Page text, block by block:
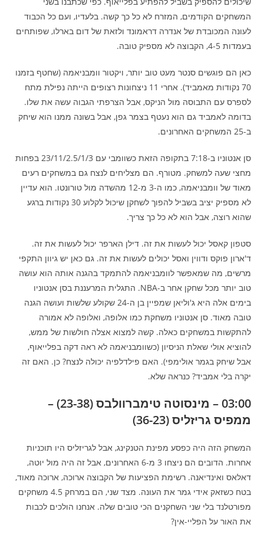
המשחקים הקודמים, המזרח לא כל כך קשה. בלעדיו, ועם כל הכבוד
לעונה המכובדת של אנדרה דראמונד ולזאת של דום בארלו, שפותחים
בעמדות 4-5, הקבוצה לא מספיק טובה.
כאן הם פוגשים סנטר מעט טוב יותר, ויקטור וומבניאמה (שחטף בזמנו
70 נקודות מאמביד). אחרי 11 ניצחונות רצופים הייתה נפילת מתח
לספרס עם התבוסה מול הניקס, אבל הצרפתי הגבוה עשה את שלו.
בדומה לאמביד גם הוא נעטף בצמר גפן, אבל בשונה ממנו הוא שיחק
ב-25 המשחקים האחרונים.
סן אנטוניו ב-7:18 בתקופה הזאת כשוומבי עם 23/11/2.5/1/3 בפחות
מחצי שעה למשחק. מטורף. הם מצליחים לנצח גם במשחקים רעים
מאוד של וומבניאמה, כמו ה-3 מ-12 מהשדה מול טורונטו. הוא עדיין
לא מספיק יציב בשביל להפוך לשחקן שיכול לקלוע 30 נקודות ברגע
שהוא רוצה, אבל הוא לא כל כך צריך.
סטפון קאסל יכול לעשות את זה. דילן הארפר יכול לעשות את זה.
ד'ארון פוקס ודווין ואסל יכולים לעשות את זה. גם כאן יש גיוון התקפי
מרשים, מה שמאפשר לוומבניאמה להתמקד בהגנה אותה הוא עושה
טוב יותר מכל שחקן אחר ב-NBA. התגלית המרעננת בסן אנטוניו
בימים אלה היא ג'וליאן שמפיין בן ה-24 שקולע שלשות ועושה הגנה
טובה מאוד. סן אנטוניו משחקת כמו אלופה, ואלופה לא אמורה
להתקשות במשחקים כאלה. קשה למצוא אצלה חולשות של ממש,
להוציא אולי שאלת הניסיון (כשוומבניאמה לא ראה דקה בפלייאוף,
אבל שיחק בגמר אולימפי). האם פילדלפיה יכולה לנצח? כן. האם זה
יקרה בלי אמביד? כנראה שלא.
03:00 – מינסוטה טימברוולבס (23-38) –
ממפיס גריזליס (36-23)
המשחק הזה היה כפסע מפינת הטנקינג, אבל לגריזליס היו תוכניות
אחרות. הדובים הם ניצחו 3 מ-6 האחרונים, אבל זה היה מול יוטה,
דאלאס ואינדיאנה. רשימת הפציעות של הקבוצה ארוכה, ארוכה מאוד,
בטח כשזאק אידי גמר את העונה. מצד שני, הם במרחק 4.5 משחקים
מפורטלנד בלי שני השחקנים הכי טובים שלה. אנחנו הולכים לכבות
את האור על הפליי-אין?